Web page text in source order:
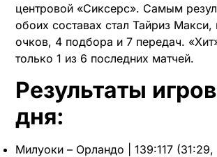
центровой «Сиксерс». Самым
обоих составах стал Тайриз
очков, 4 подбора и 7 передач.
только 1 из 6 последних матчей.
Результаты
дня:
Милуоки – Орландо | 139:117